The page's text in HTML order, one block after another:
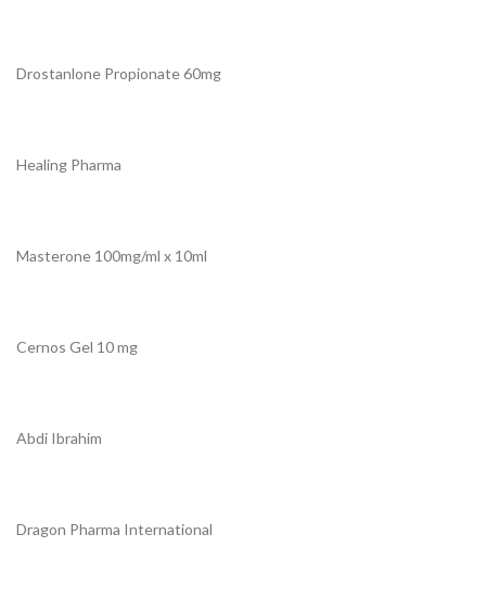
Drostanlone Propionate 60mg
Healing Pharma
Masterone 100mg/ml x 10ml
Cernos Gel 10 mg
Abdi Ibrahim
Dragon Pharma International